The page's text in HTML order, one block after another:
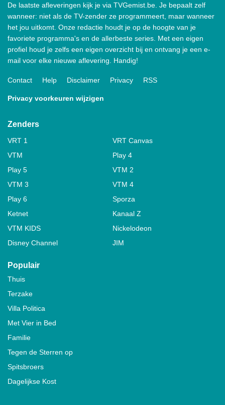
De laatste afleveringen kijk je via TVGemist.be. Je bepaalt zelf
wanneer: niet als de TV-zender ze programmeert, maar wanneer
het jou uitkomt. Onze redactie houdt je op de hoogte van je
favoriete programma's en de allerbeste series. Met een eigen
profiel houd je zelfs een eigen overzicht bij en ontvang je een e-
mail voor elke nieuwe aflevering. Handig!
Contact Help Disclaimer Privacy RSS
Privacy voorkeuren wijzigen
Zenders
VRT 1
VRT Canvas
VTM
Play 4
Play 5
VTM 2
VTM 3
VTM 4
Play 6
Sporza
Ketnet
Kanaal Z
VTM KIDS
Nickelodeon
Disney Channel
JIM
Populair
Thuis
Terzake
Villa Politica
Met Vier in Bed
Familie
Tegen de Sterren op
Spitsbroers
Dagelijkse Kost